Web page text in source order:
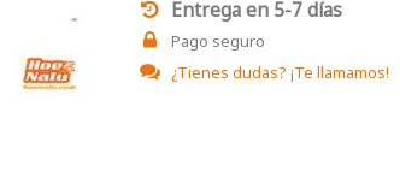
Entrega en 5-7 días
Pago seguro
¿Tienes dudas? ¡Te llamamos!